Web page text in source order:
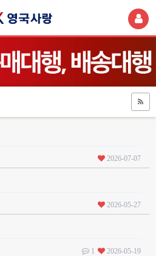
2026-07-07
2026-05-27
1 2026-05-19